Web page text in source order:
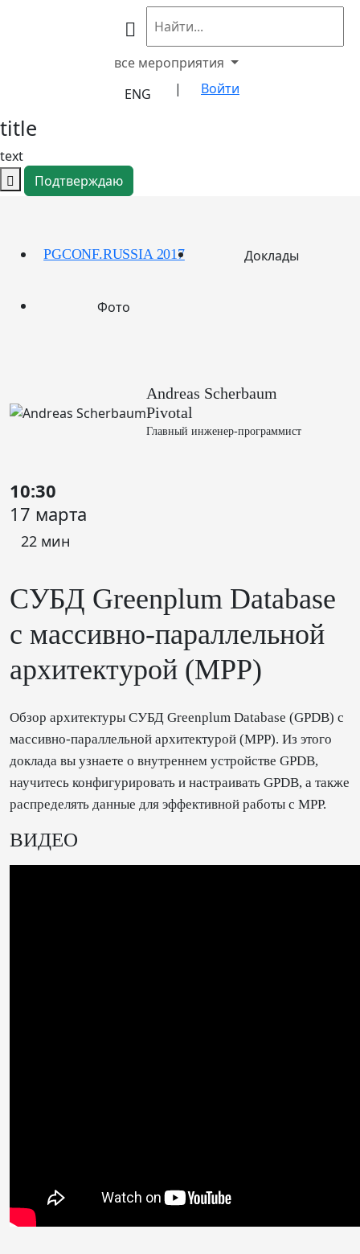
все мероприятия
ENG
| Войти
title
text
Подтверждаю
PGCONF.RUSSIA 2017 Доклады
Фото
Andreas Scherbaum
Pivotal
Главный инженер-программист
10:30
17 марта
22 мин
СУБД Greenplum Database
с массивно-параллельной
архитектурой (MPP)
Обзор архитектуры СУБД Greenplum Database (GPDB) с
массивно-параллельной архитектурой (MPP). Из этого
доклада вы узнаете о внутреннем устройстве GPDB,
научитесь конфигурировать и настраивать GPDB, а также
распределять данные для эффективной работы с MPP.
ВИДЕО